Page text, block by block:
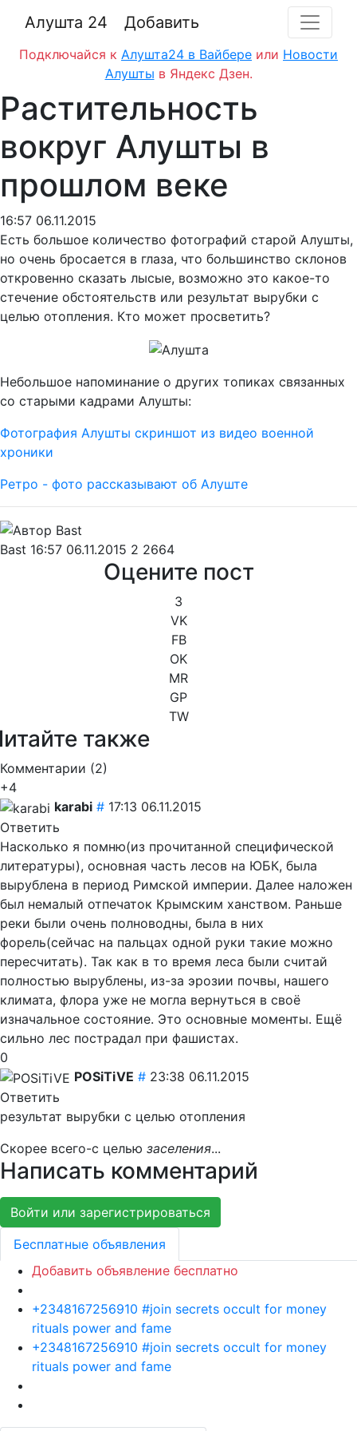
Алушта 24 Добавить
Подключайся к Алушта24 в Вайбере или Новости
Алушты в Яндекс Дзен.
Растительность
вокруг Алушты в
прошлом веке
16:57 06.11.2015
Есть большое количество фотографий старой Алушты,
но очень бросается в глаза, что большинство склонов
откровенно сказать лысые, возможно это какое-то
стечение обстоятельств или результат вырубки с
целью отопления. Кто может просветить?
Небольшое напоминание о других топиках связанных
со старыми кадрами Алушты:
Фотография Алушты скриншот из видео военной
хроники
Ретро - фото рассказывают об Алуште
Bast 16:57 06.11.2015 2 2664
Оцените пост
3
VK
FB
OK
MR
GP
TW
также
Комментарии (2)
+4
karabi # 17:13 06.11.2015
Ответить
Насколько я помню(из прочитанной специфической
литературы), основная часть лесов на ЮБК, была
вырублена в период Римской империи. Далее наложен
был немалый отпечаток Крымским ханством. Раньше
реки были очень полноводны, была в них
форель(сейчас на пальцах одной руки такие можно
пересчитать). Так как в то время леса были считай
полностью вырублены, из-за эрозии почвы, нашего
климата, флора уже не могла вернуться в своё
изначальное состояние. Это основные моменты. Ещё
сильно лес пострадал при фашистах.
0
POSiTiVE # 23:38 06.11.2015
Ответить
результат вырубки с целью отопления
Скорее всего-с целью заселения...
Написать комментарий
Войти или зарегистрироваться
Бесплатные объявления
Добавить объявление бесплатно
+2348167256910 #join secrets occult for money
rituals power and fame
+2348167256910 #join secrets occult for money
rituals power and fame